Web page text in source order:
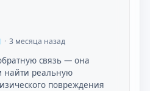
3 месяца назад
связь — она
найти реальную
повреждения